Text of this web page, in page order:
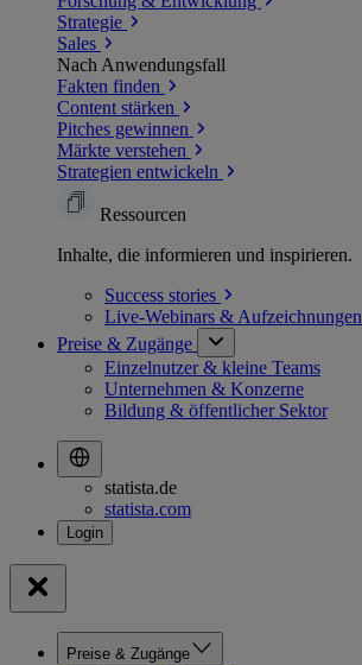
Strategie
Sales
Nach Anwendungsfall
Fakten finden
Content stärken
Pitches gewinnen
Märkte verstehen
Strategien entwickeln
Ressourcen
Inhalte, die informieren und inspirieren.
Success stories
Live-Webinars & Aufzeichnungen
Preise & Zugänge
Einzelnutzer & kleine Teams
Unternehmen & Konzerne
Bildung & öffentlicher Sektor
statista.de
statista.com
Preise & Zugänge